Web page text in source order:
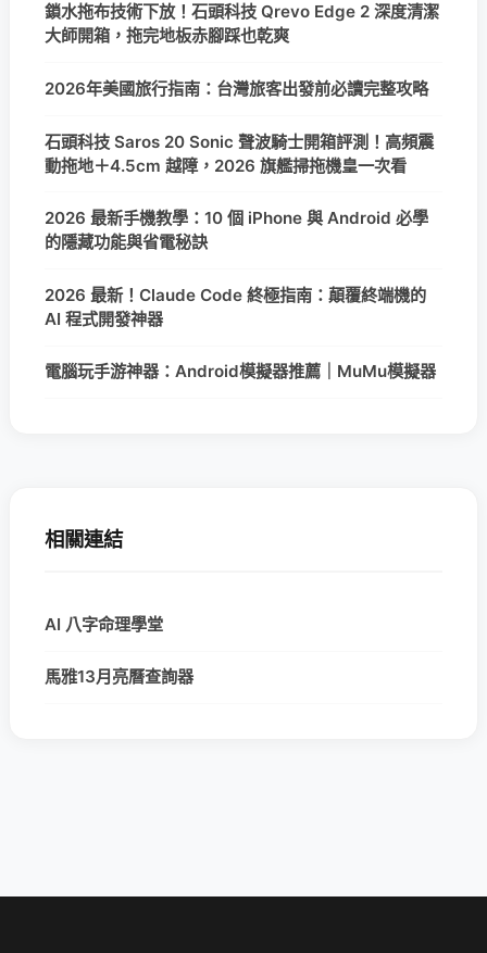
鎖水拖布技術下放！石頭科技 Qrevo Edge 2 深度清潔
大師開箱，拖完地板赤腳踩也乾爽
2026年美國旅行指南：台灣旅客出發前必讀完整攻略
石頭科技 Saros 20 Sonic 聲波騎士開箱評測！高頻震
動拖地＋4.5cm 越障，2026 旗艦掃拖機皇一次看
2026 最新手機教學：10 個 iPhone 與 Android 必學
的隱藏功能與省電秘訣
2026 最新！Claude Code 終極指南：顛覆終端機的
AI 程式開發神器
電腦玩手游神器：Android模擬器推薦｜MuMu模擬器
相關連結
AI 八字命理學堂
馬雅13月亮曆查詢器